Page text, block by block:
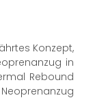
Konzept,
in
Rebound